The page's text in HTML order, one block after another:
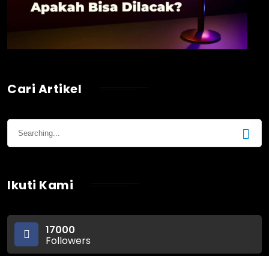
Cari Artikel
Ikuti Kami
17000
Followers